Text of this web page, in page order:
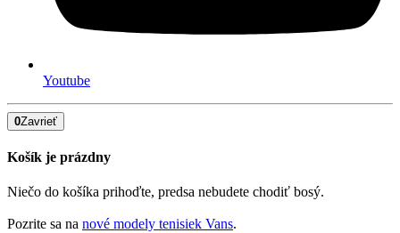
Youtube
0Zavrieť
Košík je prázdny
Niečo do košíka prihoďte, predsa nebudete chodiť bosý.
Pozrite sa na nové modely tenisiek Vans.